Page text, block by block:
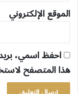
الموقع الإلكتروني
احفظ اسمي،
هذا المتصفح